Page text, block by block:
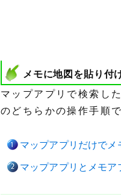
メモに地図を貼り付
マップアプリで検索し
のどちらかの操作手順
マップアプリだけで
マップアプリとメモ